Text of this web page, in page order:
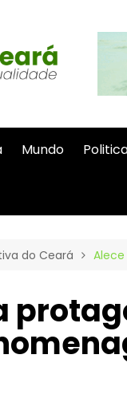
Mundo
do Ceará